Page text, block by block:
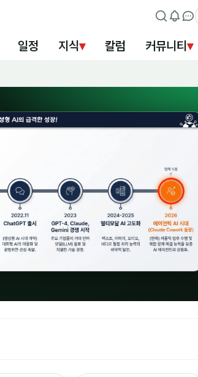
일정 지식▾ 칼럼 커뮤니티 ▾